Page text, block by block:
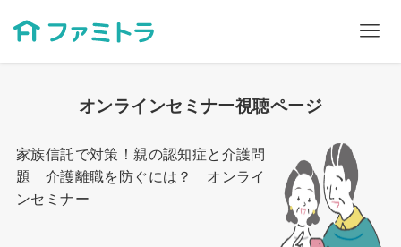
オンラインセミナー視聴ページ
家族信託で対策！親の認知症と介護問
題 介護離職を防ぐには？ オンライ
ンセミナー